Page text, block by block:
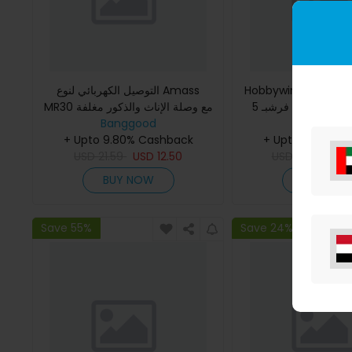
التوصيل الكهربائي لنوع Amass
MR30 مع وصلة الإناث والذكور مغلفة
Banggood
+ Upto 9.80% Cashback
USD12.50
BUY NOW
Hobbywing
متحكم سرعة بدون فرشبـ 5V/2A
+ Upto 9.80%
BUY
Save 55% Save 24%